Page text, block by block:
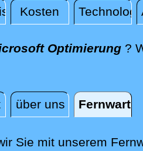
Kosten
Optimierung ?
an Ihrem Standort,
über uns
Sie mit unserem